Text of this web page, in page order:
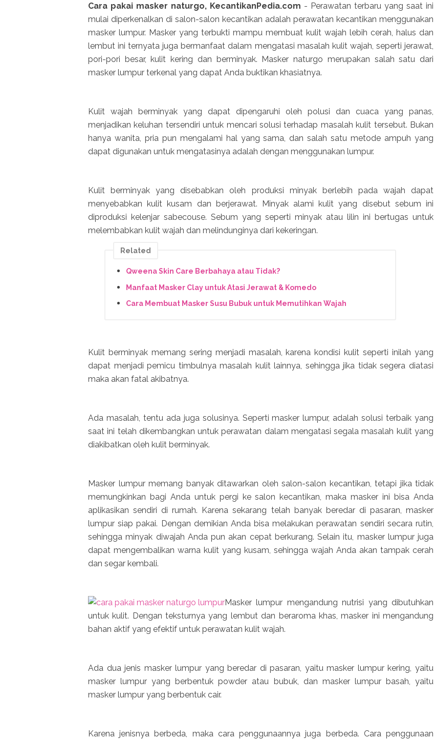
Cara pakai masker naturgo, KecantikanPedia.com - Perawatan terbaru yang saat ini
mulai diperkenalkan di salon-salon kecantikan adalah perawatan kecantikan menggunakan
masker lumpur. Masker yang terbukti mampu membuat kulit wajah lebih cerah, halus dan
lembut ini ternyata juga bermanfaat dalam mengatasi masalah kulit wajah, seperti jerawat,
pori-pori besar, kulit kering dan berminyak. Masker naturgo merupakan salah satu dari
masker lumpur terkenal yang dapat Anda buktikan khasiatnya.
Kulit wajah berminyak yang dapat dipengaruhi oleh polusi dan cuaca yang panas,
menjadikan keluhan tersendiri untuk mencari solusi terhadap masalah kulit tersebut. Bukan
hanya wanita, pria pun mengalami hal yang sama, dan salah satu metode ampuh yang
dapat digunakan untuk mengatasinya adalah dengan menggunakan lumpur.
Kulit berminyak yang disebabkan oleh produksi minyak berlebih pada wajah dapat
menyebabkan kulit kusam dan berjerawat. Minyak alami kulit yang disebut sebum ini
diproduksi kelenjar sabecouse. Sebum yang seperti minyak atau lilin ini bertugas untuk
melembabkan kulit wajah dan melindunginya dari kekeringan.
Related
Qweena Skin Care Berbahaya atau Tidak?
Manfaat Masker Clay untuk Atasi Jerawat & Komedo
Cara Membuat Masker Susu Bubuk untuk Memutihkan Wajah
Kulit berminyak memang sering menjadi masalah, karena kondisi kulit seperti inilah yang
dapat menjadi pemicu timbulnya masalah kulit lainnya, sehingga jika tidak segera diatasi
maka akan fatal akibatnya.
Ada masalah, tentu ada juga solusinya. Seperti masker lumpur, adalah solusi terbaik yang
saat ini telah dikembangkan untuk perawatan dalam mengatasi segala masalah kulit yang
diakibatkan oleh kulit berminyak.
Masker lumpur memang banyak ditawarkan oleh salon-salon kecantikan, tetapi jika tidak
memungkinkan bagi Anda untuk pergi ke salon kecantikan, maka masker ini bisa Anda
aplikasikan sendiri di rumah. Karena sekarang telah banyak beredar di pasaran, masker
lumpur siap pakai. Dengan demikian Anda bisa melakukan perawatan sendiri secara rutin,
sehingga minyak diwajah Anda pun akan cepat berkurang. Selain itu, masker lumpur juga
dapat mengembalikan warna kulit yang kusam, sehingga wajah Anda akan tampak cerah
dan segar kembali.
Masker lumpur mengandung nutrisi yang dibutuhkan
untuk kulit. Dengan teksturnya yang lembut dan beraroma khas, masker ini mengandung
bahan aktif yang efektif untuk perawatan kulit wajah.
Ada dua jenis masker lumpur yang beredar di pasaran, yaitu masker lumpur kering, yaitu
masker lumpur yang berbentuk powder atau bubuk, dan masker lumpur basah, yaitu
masker lumpur yang berbentuk cair.
Karena jenisnya berbeda, maka cara penggunaannya juga berbeda. Cara penggunaan